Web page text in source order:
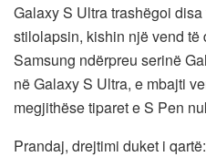
Galaxy S Ultra trashëgoi
stilolapsin, kishin një vend të
Samsung ndërpreu serinë
në Galaxy S Ultra, e mbajti
megjithëse tiparet e S Pen
Prandaj, drejtimi duket i